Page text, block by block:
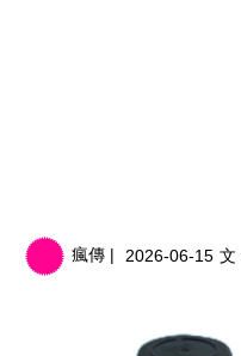
瘋傳 | 2026-06-15 文